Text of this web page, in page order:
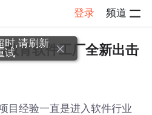
登录 频道
子详情
教育软件工厂全新出击
经验一直是进入软件行业
时,请刷新
试